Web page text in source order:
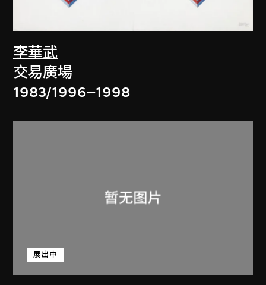
李華武
交易廣場
1983/1996–1998
展出中